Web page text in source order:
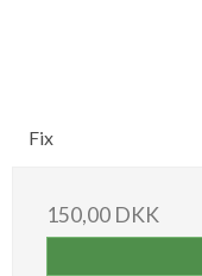
Fix
150,00 DKK